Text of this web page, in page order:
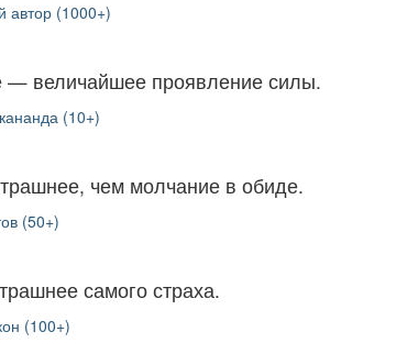
автор (1000+)
— величайшее проявление силы.
(10+)
чем молчание в обиде.
(50+)
самого страха.
(100+)